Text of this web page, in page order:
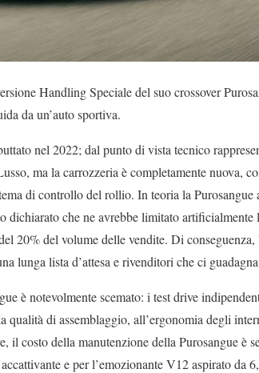
Handling Speciale del suo crossover
da un’auto sportiva.
nel 2022; dal punto di vista tecnico
ma la carrozzeria è completamente nuova,
di controllo del rollio. In teoria la Purosangue
dichiarato che ne avrebbe limitato
20% del volume delle vendite. Di
lunga lista d’attesa e rivenditori che ci
è notevolmente scemato: i test drive
qualità di assemblaggio, all’ergonomia degli
il costo della manutenzione della Purosangue è
e per l’emozionante V12 aspirato da